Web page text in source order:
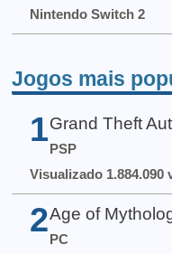
Nintendo Switch 2
Jogos mais
1 Grand Theft
PSP
Visualizado 1.884.090
2 Age of
PC